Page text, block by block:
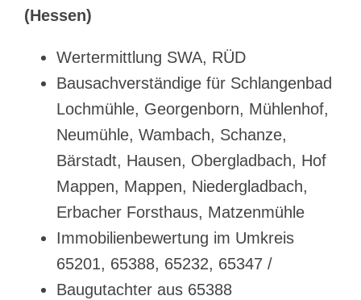
(Hessen)
Wertermittlung SWA, RÜD
Bausachverständige für Schlangenbad
Lochmühle, Georgenborn, Mühlenhof,
Neumühle, Wambach, Schanze,
Bärstadt, Hausen, Obergladbach, Hof
Mappen, Mappen, Niedergladbach,
Erbacher Forsthaus, Matzenmühle
Immobilienbewertung im Umkreis
65201, 65388, 65232, 65347 /
Baugutachter aus 65388